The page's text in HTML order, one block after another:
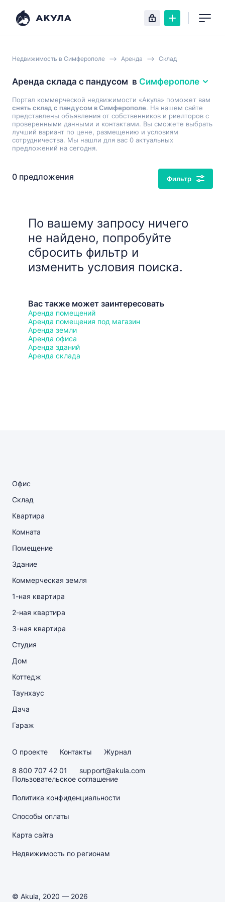
Недвижимость в Симферополе Аренда Склад
Аренда склада с пандусом в Симферополе
Портал коммерческой недвижимости «Акула» поможет вам
снять склад с пандусом в Симферополе. На нашем сайте
представлены объявления от собственников и риелторов с
проверенными данными и контактами. Вы сможете выбрать
лучший вариант по цене, размещению и условиям
сотрудничества. Мы нашли для вас 0 актуальных
предложений на сегодня.
0 предложения Фильтр
По вашему запросу ничего
не найдено, попробуйте
сбросить фильтр и
изменить условия поиска.
Вас также может заинтересовать
Аренда помещений
Аренда помещения под магазин
Аренда земли
Аренда офиса
Аренда зданий
Аренда склада
Офис
Склад
Квартира
Комната
Помещение
Здание
Коммерческая земля
1-ная квартира
2-ная квартира
3-ная квартира
Студия
Дом
Коттедж
Таунхаус
Дача
Гараж
О проекте Контакты Журнал
8 800 707 42 01
support@akula.com
Пользовательское соглашение
Политика конфиденциальности
Способы оплаты
Карта сайта
Недвижимость по регионам
© Akula, 2020 — 2026